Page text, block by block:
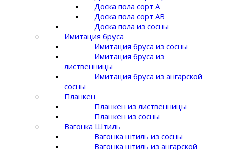
Доска пола сорт A
Доска пола сорт AB
Доска пола из сосны
Имитация бруса
Имитация бруса из сосны
Имитация бруса из
лиственницы
Имитация бруса из ангарской
сосны
Планкен
Планкен из лиственницы
Планкен из сосны
Вагонка Штиль
Вагонка штиль из сосны
Вагонка штиль из ангарской